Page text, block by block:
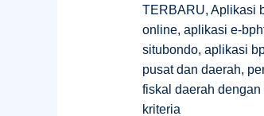
TERBARU, Aplikasi
online, aplikasi e-
situbondo, aplikasi
pusat dan daerah,
fiskal daerah
kriteria